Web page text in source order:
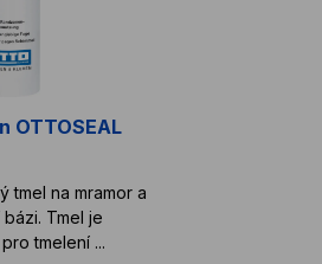
OTTOSEAL
tmel na mramor a
Tmel je
tmelení ...